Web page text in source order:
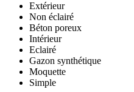
Extérieur
Non éclairé
Béton poreux
Intérieur
Eclairé
Gazon synthétique
Moquette
Simple